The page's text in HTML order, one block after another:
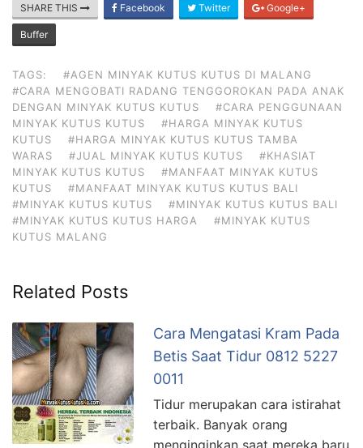
SHARE THIS Facebook Twitter Google+
Buffer
TAGS:
#AGEN MINYAK KUTUS KUTUS DI MALANG
#CARA MENGOBATI RADANG TENGGOROKAN PADA ANAK
DENGAN MINYAK KUTUS KUTUS
#CARA PENGGUNAAN
MINYAK KUTUS KUTUS
#HARGA MINYAK KUTUS
KUTUS
#HARGA MINYAK KUTUS KUTUS TAMBA
WARAS
#JUAL MINYAK KUTUS KUTUS
#KHASIAT
MINYAK KUTUS KUTUS
#MANFAAT MINYAK KUTUS
KUTUS
#MANFAAT MINYAK KUTUS KUTUS BALI
#MINYAK KUTUS KUTUS
#MINYAK KUTUS KUTUS BALI
#MINYAK KUTUS KUTUS HARGA
#MINYAK KUTUS
KUTUS MALANG
Related Posts
Cara Mengatasi Kram Pada
Betis Saat Tidur 0812 5227
0011
Tidur merupakan cara istirahat
terbaik. Banyak orang
menginginkan saat mereka baru